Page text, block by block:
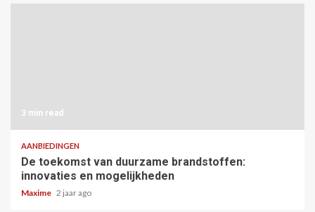
3 min read
AANBIEDINGEN
De toekomst van duurzame brandstoffen:
innovaties en mogelijkheden
Maxime 2 jaar ago